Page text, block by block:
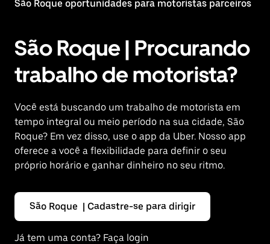
São Roque oportunidades para motoristas parceiros
São Roque | Procurando
trabalho de motorista?
Você está buscando um trabalho de motorista em
tempo integral ou meio período na sua cidade, São
Roque? Em vez disso, use o app da Uber. Nosso app
oferece a você a flexibilidade para definir o seu
próprio horário e ganhar dinheiro no seu ritmo.
São Roque | Cadastre-se para dirigir
Já tem uma conta? Faça login